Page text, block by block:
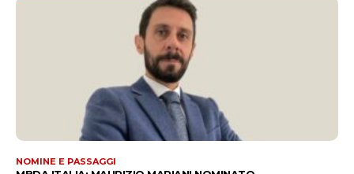
NOMINE E PASSAGGI